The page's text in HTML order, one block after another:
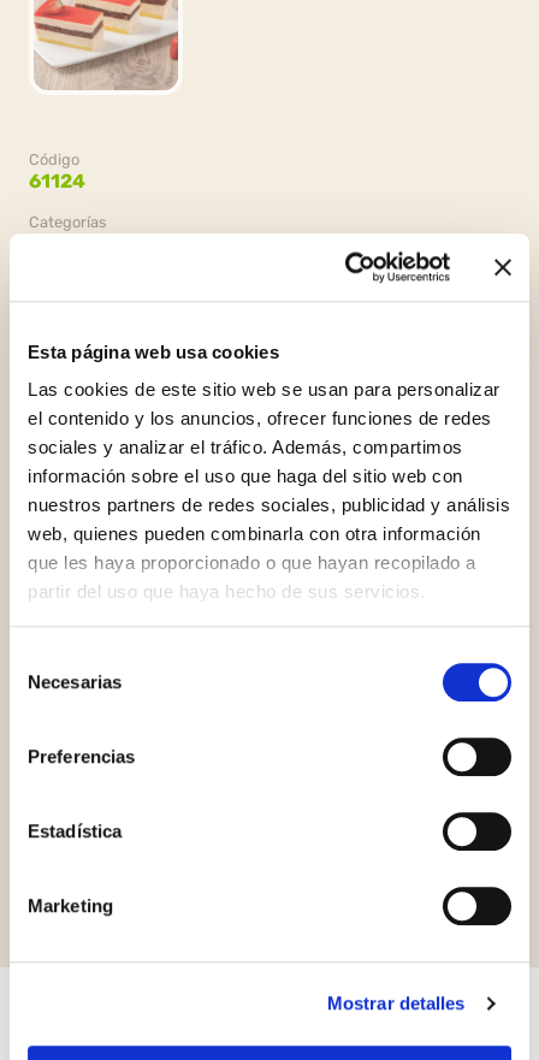
Esta página web usa cookies
Las cookies de este sitio web se usan para personalizar
el contenido y los anuncios, ofrecer funciones de redes
sociales y analizar el tráfico. Además, compartimos
información sobre el uso que haga del sitio web con
nuestros partners de redes sociales, publicidad y análisis
web, quienes pueden combinarla con otra información
que les haya proporcionado o que hayan recopilado a
partir del uso que haya hecho de sus servicios.
Necesarias
Preferencias
Estadística
Marketing
Mostrar detalles
Código
61124
Categorías
Envasado
4 bolsas x 1.5kg (6kg)
Gluten Free
Otros productos que pueden